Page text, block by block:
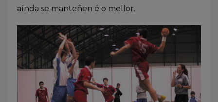
aínda se manteñen é o mellor.